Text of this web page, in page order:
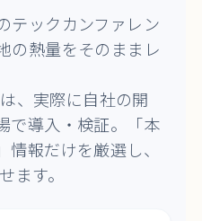
テックカンファレン
の熱量をそのままレ
、実際に自社の開
で導入・検証。「本
報だけを厳選し、
ます。